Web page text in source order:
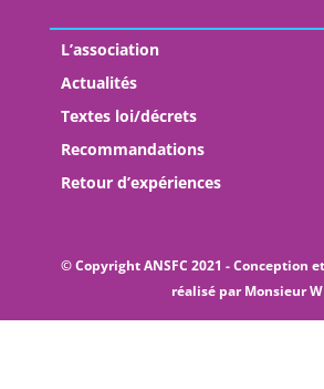
L’association
Actualités
Textes loi/décrets
Recommandations
Retour d’expériences
© Copyright ANSFC 2021 - Conception
réalisé parMonsieur W